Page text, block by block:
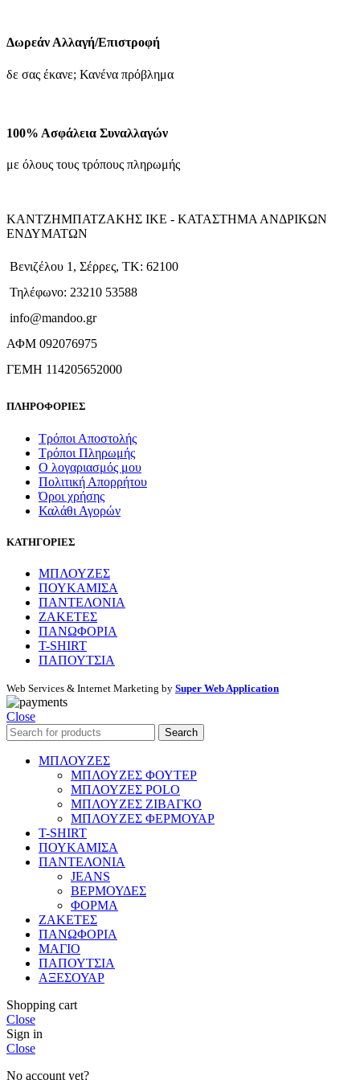
Δωρεάν Αλλαγή/Επιστροφή
δε σας έκανε; Κανένα πρόβλημα
100% Ασφάλεια Συναλλαγών
με όλους τους τρόπους πληρωμής
ΚΑΝΤΖΗΜΠΑΤΖΑΚΗΣ ΙΚΕ - ΚΑΤΑΣΤΗΜΑ ΑΝΔΡΙΚΩΝ
ΕΝΔΥΜΑΤΩΝ
Βενιζέλου 1, Σέρρες, ΤΚ: 62100
Τηλέφωνο: 23210 53588
info@mandoo.gr
ΑΦΜ 092076975
ΓΕΜΗ 114205652000
ΠΛΗΡΟΦΟΡΙΕΣ
Τρόποι Αποστολής
Τρόποι Πληρωμής
Ο λογαριασμός μου
Πολιτική Απορρήτου
Όροι χρήσης
Καλάθι Αγορών
ΚΑΤΗΓΟΡΙΕΣ
ΜΠΛΟΥΖΕΣ
ΠΟΥΚΑΜΙΣΑ
ΠΑΝΤΕΛΟΝΙΑ
ΖΑΚΕΤΕΣ
ΠΑΝΩΦΟΡΙΑ
T-SHIRT
ΠΑΠΟΥΤΣΙΑ
Web Services & Internet Marketing by Super Web Application
Close
Search
ΜΠΛΟΥΖΕΣ
ΜΠΛΟΥΖΕΣ ΦΟΥΤΕΡ
ΜΠΛΟΥΖΕΣ POLO
ΜΠΛΟΥΖΕΣ ΖΙΒΑΓΚΟ
ΜΠΛΟΥΖΕΣ ΦΕΡΜΟΥΑΡ
T-SHIRT
ΠΟΥΚΑΜΙΣΑ
ΠΑΝΤΕΛΟΝΙΑ
JEANS
ΒΕΡΜΟΥΔΕΣ
ΦΟΡΜΑ
ΖΑΚΕΤΕΣ
ΠΑΝΩΦΟΡΙΑ
ΜΑΓΙΟ
ΠΑΠΟΥΤΣΙΑ
ΑΞΕΣΟΥΑΡ
Shopping cart
Close
Sign in
Close
No account yet?